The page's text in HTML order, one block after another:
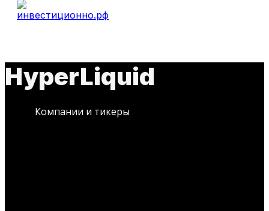
HyperLiquid
Компании и тикеры